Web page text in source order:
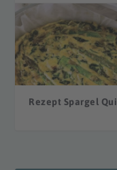
Rezept Spargel